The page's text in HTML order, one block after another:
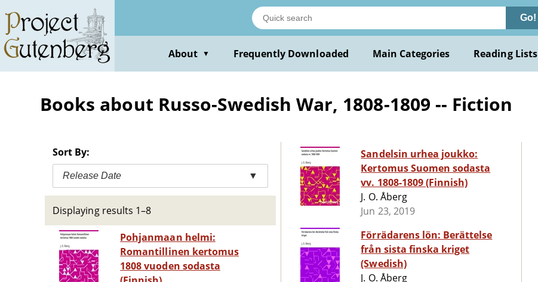
main
content
Go!
About ▼ Frequently Downloaded Main Categories Reading Lists
Books about Russo-Swedish War, 1808-1809 -- Fiction
Sort By:
Release Date ▼
Displaying results 1–8
Pohjanmaan helmi:
Romantillinen kertomus
1808 vuoden sodasta
Sandelsin urhea joukko:
Kertomus Suomen sodasta
vv. 1808-1809 (Finnish)
J. O. Åberg
Jun 23, 2019
Förrädarens lön: Berättelse
från sista finska kriget
(Swedish)
J. O. Åberg